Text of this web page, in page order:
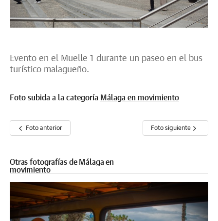
Evento en el Muelle 1 durante un paseo en el bus
turístico malagueño.
Foto subida a la categoría Málaga en movimiento
Foto anterior Foto siguiente
Otras fotografías de Málaga en
movimiento